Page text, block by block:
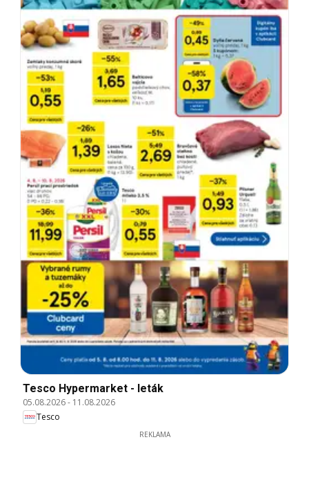
Tesco Hypermarket - leták
05.08.2026- 11.08.2026
Tesco
REKLAMA